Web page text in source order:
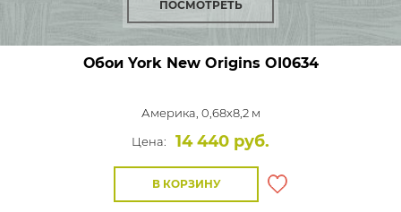
ПОСМОТРЕТЬ
Обои York New Origins OI0634
Америка, 0,68x8,2 м
Цена:
14 440 руб.
В КОРЗИНУ